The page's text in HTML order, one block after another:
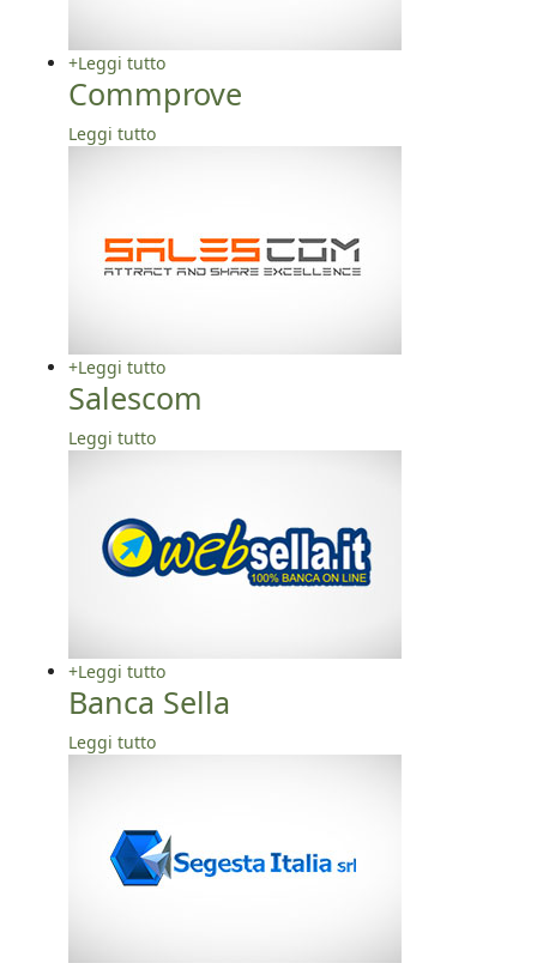
+Leggi tutto
Commprove
Leggi tutto
+Leggi tutto
Salescom
Leggi tutto
+Leggi tutto
Banca Sella
Leggi tutto